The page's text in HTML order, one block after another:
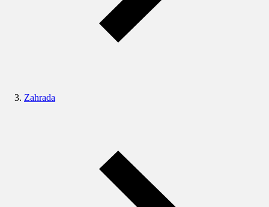
Zahrada